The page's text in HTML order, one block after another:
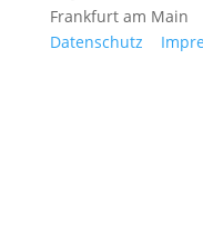
Frankfurt am Main
Datenschutz